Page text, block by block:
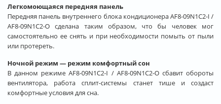
Легкомоющаяся передняя панель
Передняя панель внутреннего блока кондиционера AF8-09N1C2-I /
AF8-09N1C2-O сделана таким образом, что бы человек мог
самостоятельно ее снять и при необходимости помыть от пыли
или протереть.
Ночной режим — режим комфортный сон
В данном режиме AF8-09N1C2-I / AF8-09N1C2-O сбавит обороты
вентилятора, работа сплит-системы станет тише и создаст
комфортные условия для сна.